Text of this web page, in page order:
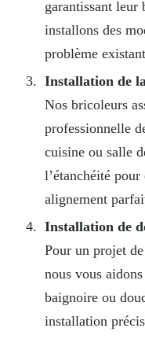
garantissant leur
installons des
problème
Installation de
Nos bricoleurs
professionnelle
cuisine ou salle
l’étanchéité
alignement
Installation de
Pour un projet
nous vous
baignoire ou
installation